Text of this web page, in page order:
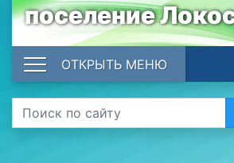
поселение
ОТКРЫТЬ МЕНЮ